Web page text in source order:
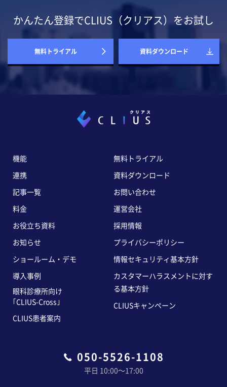
かんたん登録でCLIUS（クリアス）をお試し
無料トライアル 資料ダウンロード
050-5526-1108
平日 10:00〜17:00
機能
連携
記事一覧
料金
お役立ち資料
お知らせ
ショールーム・デモ
導入事例
眼科診療所向け
｢CLIUS-Cross｣
CLIUS患者案内
無料トライアル
資料ダウンロード
お問い合わせ
運営会社
採用情報
プライバシーポリシー
情報セキュリティ基本方針
カスタマーハラスメントに対す
る基本方針
CLIUSキャンペーン